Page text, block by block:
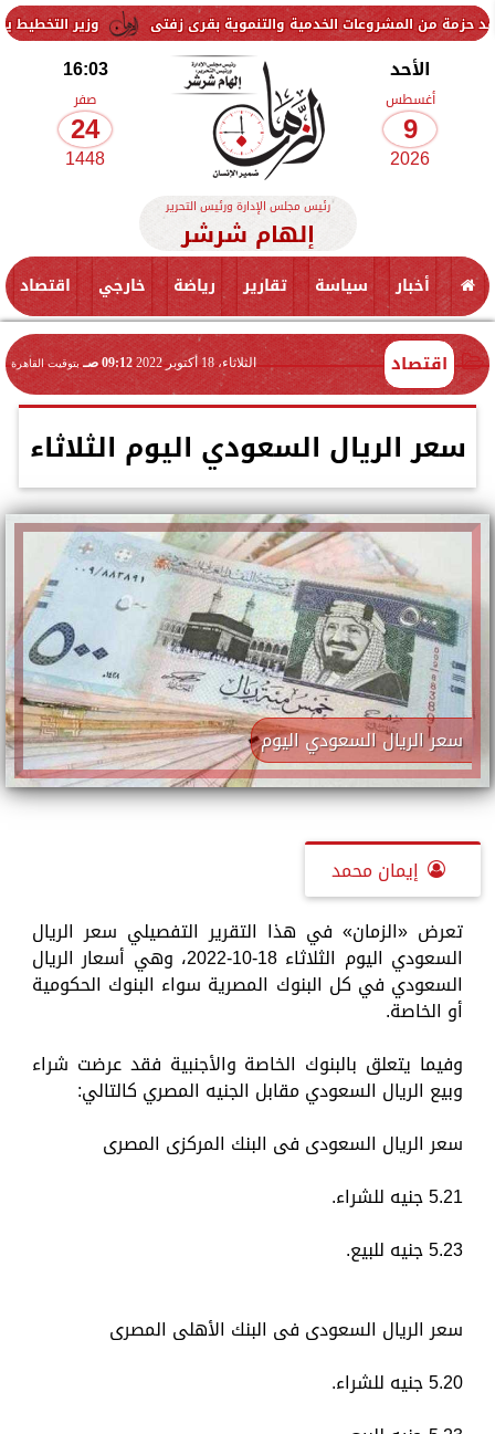
وزير التخطيط يتابع الخدمية والتنموية بقرى زفتى
الأحد
أغسطس
9
2026
16:03
صفر
24
1448
رئيس مجلس الإدارة ورئيس التحرير
إلهام شرشر
أخبار سياسة تقارير رياضة خارجي اقتصاد
اقتصاد الثلاثاء، 18 أكتوبر 2022 09:12 صـ بتوقيت القاهرة
سعر الريال السعودي اليوم الثلاثاء
سعر الريال السعودي اليوم
إيمان محمد
تعرض «الزمان» في هذا التقرير التفصيلي سعر الريال
السعودي اليوم الثلاثاء 18-10-2022، وهي أسعار الريال
السعودي في كل البنوك المصرية سواء البنوك الحكومية
أو الخاصة.
وفيما يتعلق بالبنوك الخاصة والأجنبية فقد عرضت شراء
وبيع الريال السعودي مقابل الجنيه المصري كالتالي:
سعر الريال السعودى فى البنك المركزى المصرى
5.21 جنيه للشراء.
5.23 جنيه للبيع.
سعر الريال السعودى فى البنك الأهلى المصرى
5.20 جنيه للشراء.